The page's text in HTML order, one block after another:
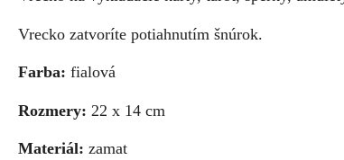
Vrecko zatvoríte potiahnutím šnúrok.
Farba: fialová
Rozmery: 22 x 14 cm
Materiál: zamat